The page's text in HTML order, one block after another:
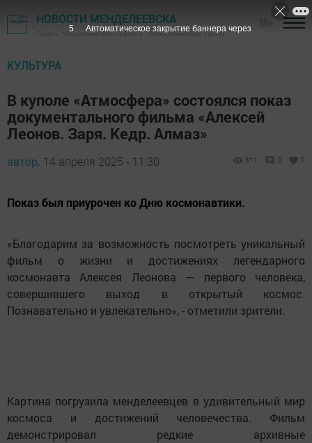
НОВОСТИ МЕНДЕЛЕЕВСКА
Газета "Менделеевские новости" - Менделеевский район
КУЛЬТУРА
В куполе «Атмосфера» состоялся показ
документального фильма «Алексей
Леонов. Заря. Кедр. Алмаз»
автор, 14 апреля 2025 - 11:30 611 0 0
Показ был приурочен ко Дню космонавтики.
«Благодарим за возможность посмотреть уникальный
фильм о жизни и достижениях легендарного
космонавта Алексея Леонова — первого человека,
совершившего выход в открытый космос.
Познавательно и увлекательно», - отметили зрители.
Картина погрузила менделеевцев в удивительный мир
космоса и достижений человечества. Фильм
демонстрировал редкие архивные
5 Автоматическое закрытие баннера через